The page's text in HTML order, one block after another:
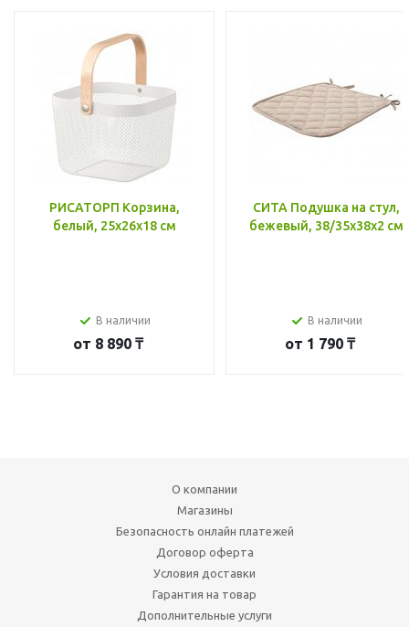
РИСАТОРП Корзина,
белый, 25x26x18 см
В наличии
от 8 890 ₸
СИТА Подушка на стул,
бежевый, 38/35x38x2 см
В наличии
от 1 790 ₸
О компании
Магазины
Безопасность онлайн платежей
Договор оферта
Условия доставки
Гарантия на товар
Дополнительные услуги